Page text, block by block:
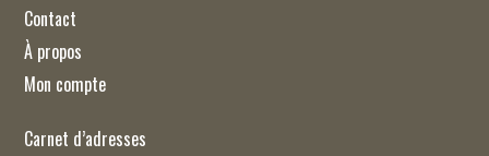
Contact
À propos
Mon compte
Carnet d’adresses